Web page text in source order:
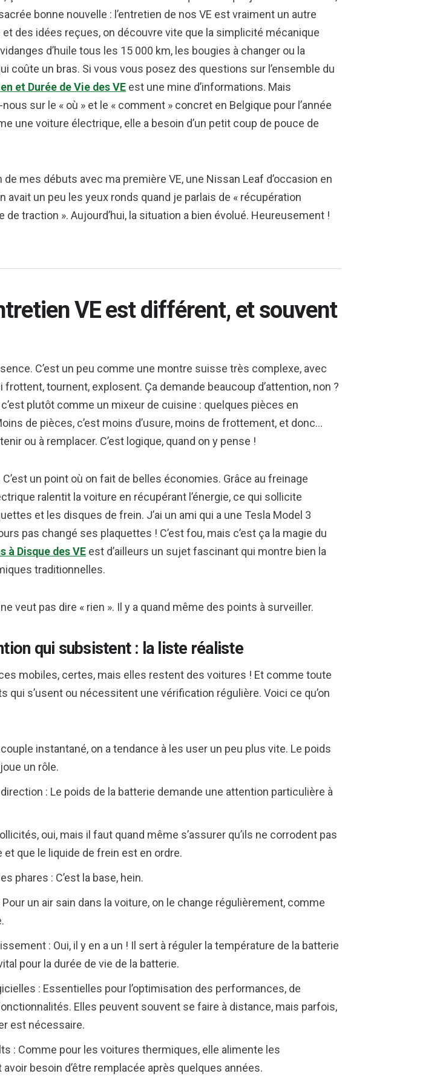
bonne nouvelle : l’entretien de nos VE est vraiment un autre
des idées reçues, on découvre vite que la simplicité mécanique
d’huile tous les 15 000 km, les bougies à changer ou la
coûte un bras. Si vous vous posez des questions sur l’ensemble du
et Durée de Vie des VE est une mine d’informations. Mais
sur le « où » et le « comment » concret en Belgique pour l’année
une voiture électrique, elle a besoin d’un petit coup de pouce de
mes débuts avec ma première VE, une Nissan Leaf d’occasion en
avait un peu les yeux ronds quand je parlais de « récupération
de traction ». Aujourd’hui, la situation a bien évolué. Heureusement !
VE est différent, et souvent
C’est un peu comme une montre suisse très complexe, avec
tournent, explosent. Ça demande beaucoup d’attention, non ?
plutôt comme un mixeur de cuisine : quelques pièces en
de pièces, c’est moins d’usure, moins de frottement, et donc…
ou à remplacer. C’est logique, quand on y pense !
un point où on fait de belles économies. Grâce au freinage
ralentit la voiture en récupérant l’énergie, ce qui sollicite
et les disques de frein. J’ai un ami qui a une Tesla Model 3
pas changé ses plaquettes ! C’est fou, mais c’est ça la magie du
à Disque des VE est d’ailleurs un sujet fascinant qui montre bien la
traditionnelles.
veut pas dire « rien ». Il y a quand même des points à surveiller.
qui subsistent : la liste réaliste
mobiles, certes, mais elles restent des voitures ! Et comme toute
qui s’usent ou nécessitent une vérification régulière. Voici ce qu’on
instantané, on a tendance à les user un peu plus vite. Le poids
un rôle.
: Le poids de la batterie demande une attention particulière à
oui, mais il faut quand même s’assurer qu’ils ne corrodent pas
et que le liquide de frein est en ordre.
phares : C’est la base, hein.
Pour un air sain dans la voiture, on le change régulièrement, comme
: Oui, il y en a un ! Il sert à réguler la température de la batterie
pour la durée de vie de la batterie.
: Essentielles pour l’optimisation des performances, de
Elles peuvent souvent se faire à distance, mais parfois,
est nécessaire.
: Comme pour les voitures thermiques, elle alimente les
besoin d’être remplacée après quelques années.